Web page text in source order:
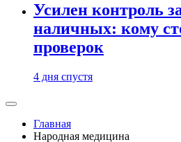
Усилен контроль
наличных: кому
проверок
4 дня спустя
Главная
Народная медицина